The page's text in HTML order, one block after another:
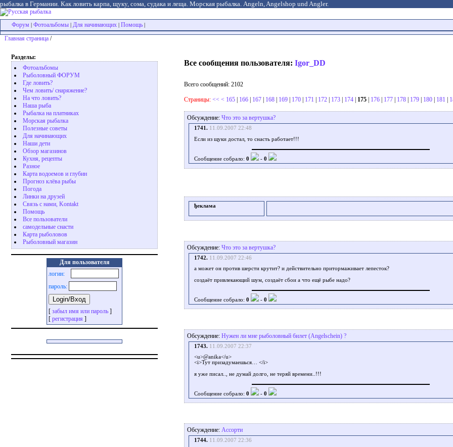
рыбалка в Германии. Как ловить карпа, щуку, сома, судака и леща. Морская рыбалка. Angeln, Angelshop und Angler.
Форум Фотоальбомы Для начинающих Помощь
Главная страница /
Разделы:
Фотоальбомы
Рыболовный ФОРУМ
Где ловить?
Чем ловить/ снаряжение?
На что ловить?
Наша рыба
Рыбалка на платниках
Морская рыбалка
Полезные советы
Для начинающих
Наши дети
Обзор магазинов
Кухня, рецепты
Разное
Карта водоемов и глубин
Прогноз клёва рыбы
Погода
Линки на друзей
Связь с нами, Kontakt
Помощь
Все пользователи
самодельные снасти
Карта рыболовов
Рыболовный магазин
Для пользователя
логин:
пароль:
[ забыл имя или пароль ]
[ регистрация ]
Все сообщения пользователя: Igor_DD
Всего сообщений: 2102
Страницы: << < 165 | 166 | 167 | 168 | 169 | 170 | 171 | 172 | 173 | 174 | 175 | 176 | 177 | 178 | 179 | 180 | 181 |
Обсуждение: Что это за вертушка?
1741. 11.09.2007 22:48
Если из щуки достал, то снасть работает!!!
Сообщение собрало: 0 - 0
ђеклама
Обсуждение: Что это за вертушка?
1742. 11.09.2007 22:46
а может он против шерсти крутит? и действительно притормаживает лепесток?
создаёт привлекающий шум, создаёт сбои а что ещё рыбе надо?
Сообщение собрало: 0 - 0
Обсуждение: Нужен ли мне рыболовный билет (Angelschein) ?
1743. 11.09.2007 22:37
<u>@anika</u>
<i>Тут призадумаешься… </i>
я уже писал.., не думай долго, не теряй времени..!!!
Сообщение собрало: 0 - 0
Обсуждение: Ассорти
1744. 11.09.2007 22:36